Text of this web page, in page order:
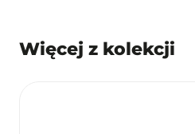
Więcej z kolekcji